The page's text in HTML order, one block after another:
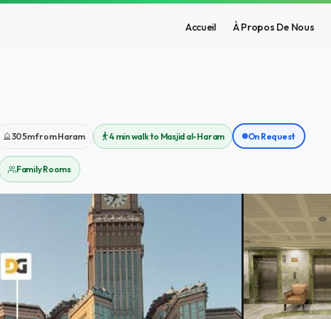
Accueil À Propos De Nous
305m from Haram 4 min walk to Masjid al-Haram On Request
Family Rooms